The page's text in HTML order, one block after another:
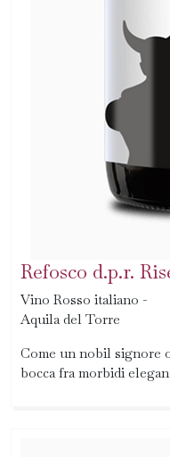
Refosco d.p.r.
Vino Rosso italiano -
Aquila del Torre
Come un nobil signore
bocca fra morbidi